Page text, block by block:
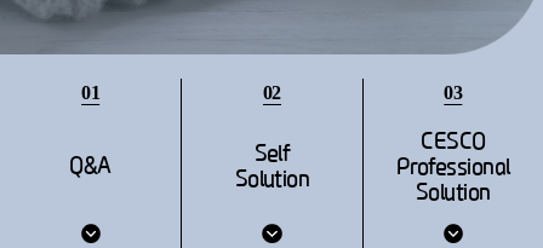
01
Q&A
02
Self
Solution
03
CESCO
Professional
Solution